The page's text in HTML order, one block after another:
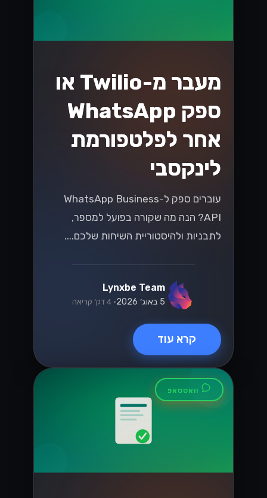
מעבר מ-Twilio או
ספק WhatsApp
אחר לפלטפורמת
לינקסבי
עוברים ספק ל-WhatsApp Business
API? הנה מה שקורה בפועל למספר,
לתבניות ולהיסטוריית השיחות שלכם....
Lynxbe Team
5 באוג׳ 2026 • 4 דק׳ קריאה
קרא עוד
וואטסאפ